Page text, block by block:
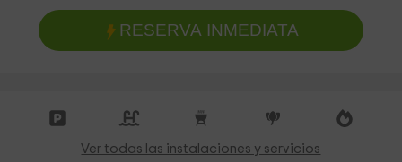
RESERVA INMEDIATA
Ver todas las instalaciones y servicios